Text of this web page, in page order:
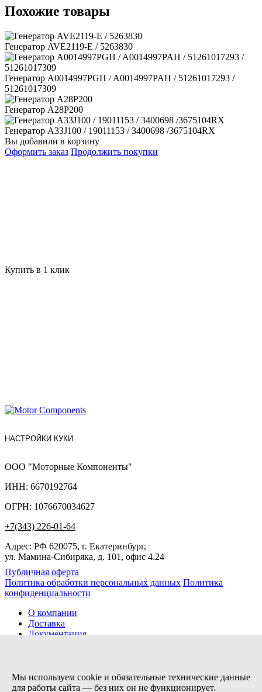
Похожие товары
Генератор AVE2119-E / 5263830
Генератор A0014997PGH / A0014997PAH / 51261017293 /
51261017309
Генератор A28P200
Генератор A33J100 / 19011153 / 3400698 /3675104RX
Вы добавили в корзину
Оформить заказ Продолжить покупки
Купить в 1 клик
НАСТРОЙКИ КУКИ
ООО "Моторные Компоненты"
ИНН: 6670192764
ОГРН: 1076670034627
+7(343) 226-01-64
Адрес: РФ 620075, г. Екатеринбург,
ул. Мамина-Сибиряка, д. 101, офис 4.24
Публичная оферта
Политика обработки персональных данных Политика
конфиденциальности
О компании
Доставка
Документация
Контакты
Мы используем cookie и обязательные технические данные
для работы сайта — без них он не функционирует.